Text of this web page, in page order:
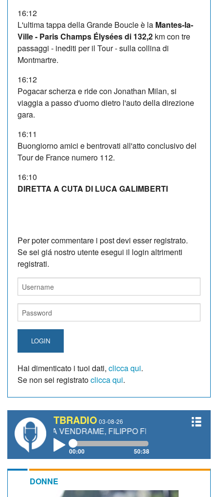
16:12
L'ultima tappa della Grande Boucle è la Mantes-la-
Ville - Paris Champs Élysées di 132,2 km con tre
passaggi - inediti per il Tour - sulla collina di
Montmartre.
16:12
Pogacar scherza e ride con Jonathan Milan, si
viaggia a passo d'uomo dietro l'auto della direzione
gara.
16:11
Buongiorno amici e bentrovati all'atto conclusivo del
Tour de France numero 112.
16:10
DIRETTA A CUTA DI LUCA GALIMBERTI
Per poter commentare i post devi esser registrato.
Se sei giá nostro utente esegui il login altrimenti
registrati.
LOGIN
Hai dimenticato i tuoi dati, clicca qui.
Se non sei registratoclicca qui.
TBRADIO 03-08-26
VENDRAME, FILIPPO FIORELLI
00:00 50:38
DONNE